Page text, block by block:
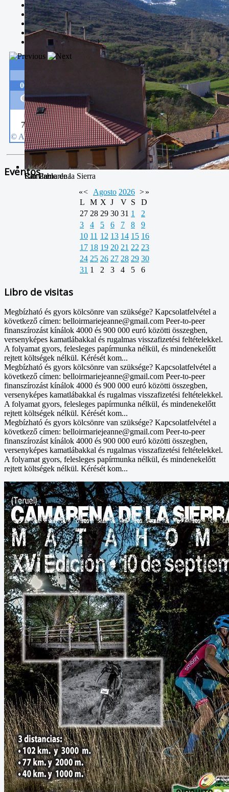
San Pablo
Río Camarena
Camarena de la Sierra
Solidaria carrera - 7 TÉRMINOS XTREM
Temporal de Febrero
Nevada Enero 2018
La estación de esquí de Javalambre abrirán este sábado
Larga vida a las escuelas
Eventos
«< Agosto 2026 >»
L
M X J V S
D
27 28 29 30 31 1
2
3
4 5 6 7 8
9
10 11 12 13 14 15 16
17 18 19 20 21 22 23
24 25 26 27 28 29 30
31 1 2 3 4 5 6
Libro de visitas
Megbízható és gyors kölcsönre van szüksége? Kapcsolatfelvétel a
következő címen: belloirmariejeanne@gmail.com Peer-to-peer
finanszírozást kínálok 4000 és 900 000 euró közötti összegben,
versenyképes kamatlábakkal és rugalmas visszafizetési feltételekkel.
A folyamat gyors, felesleges papírmunka nélkül, és mindenekelőtt
rejtett költségek nélkül. Kérését kom...
Megbízható és gyors kölcsönre van szüksége? Kapcsolatfelvétel a
következő címen: belloirmariejeanne@gmail.com Peer-to-peer
finanszírozást kínálok 4000 és 900 000 euró közötti összegben,
versenyképes kamatlábakkal és rugalmas visszafizetési feltételekkel.
A folyamat gyors, felesleges papírmunka nélkül, és mindenekelőtt
rejtett költségek nélkül. Kérését kom...
Megbízható és gyors kölcsönre van szüksége? Kapcsolatfelvétel a
következő címen: belloirmariejeanne@gmail.com Peer-to-peer
finanszírozást kínálok 4000 és 900 000 euró közötti összegben,
versenyképes kamatlábakkal és rugalmas visszafizetési feltételekkel.
A folyamat gyors, felesleges papírmunka nélkül, és mindenekelőtt
rejtett költségek nélkül. Kérését kom...